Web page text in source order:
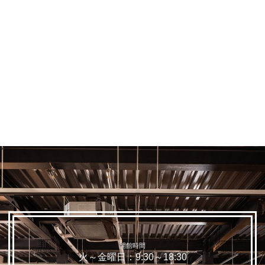
>
開館時間
火～金曜日：9:30～18:30